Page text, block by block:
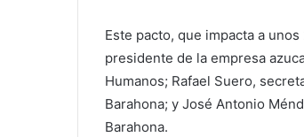
Este pacto, que impacta a
presidente de la empresa
Humanos; Rafael Suero,
Barahona; y José Antonio
Barahona.